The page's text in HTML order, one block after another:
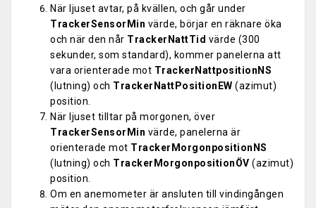
När ljuset avtar, på kvällen, och går under
TrackerSensorMin värde, börjar en räknare öka
och när den når TrackerNattTid värde (300
sekunder, som standard), kommer panelerna att
vara orienterade mot TrackerNattpositionNS
(lutning) och TrackerNattPositionEW (azimut)
position.
När ljuset tilltar på morgonen, över
TrackerSensorMin värde, panelerna är
orienterade mot TrackerMorgonpositionNS
(lutning) och TrackerMorgonpositionÖV (azimut)
position.
Om en anemometer är ansluten till vindingången